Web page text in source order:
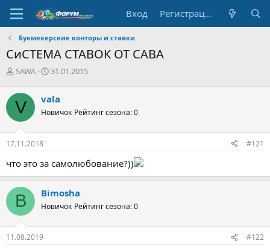
Вход Регистрация
Букмекерские конторы и ставки
СиСТЕМА СТАВОК ОТ САВА
А
т
о
р
т
е
м
SAWA
Д
а
н
ч
а
31.01.2015
V vala
Новичок Рейтинг сезона: 0
17.11.2018 #121
что это за самолюбование?))
B Bimosha
Новичок Рейтинг сезона: 0
11.08.2019 #122